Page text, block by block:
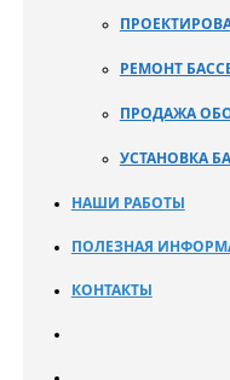
РЕМОНТ
ПРОДАЖА
УСТАНОВКА
НАШИ РАБОТЫ
ПОЛЕЗНАЯ
КОНТАКТЫ